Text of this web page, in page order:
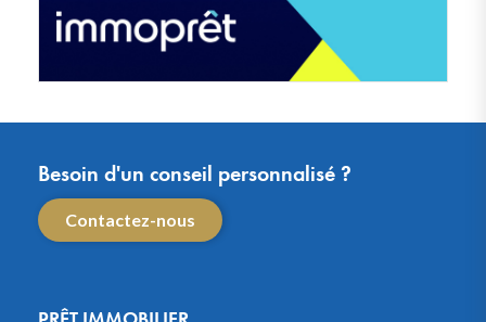
Besoin d'un conseil personnalisé ?
Contactez-nous